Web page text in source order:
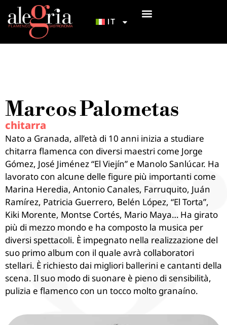
IT
Marcos Palometas
chitarra
Nato a Granada, all’età di 10 anni inizia a studiare
chitarra flamenca con diversi maestri come Jorge
Gómez, José Jiménez “El Viejín” e Manolo Sanlúcar. Ha
lavorato con alcune delle figure più importanti come
Marina Heredia, Antonio Canales, Farruquito, Juán
Ramírez, Patricia Guerrero, Belén López, “El Torta”,
Kiki Morente, Montse Cortés, Mario Maya… Ha girato
più di mezzo mondo e ha composto la musica per
diversi spettacoli. È impegnato nella realizzazione del
suo primo album con il quale avrà collaboratori
stellari. È richiesto dai migliori ballerini e cantanti della
scena. Il suo modo di suonare è pieno di sensibilità,
pulizia e flamenco con un tocco molto granaíno.